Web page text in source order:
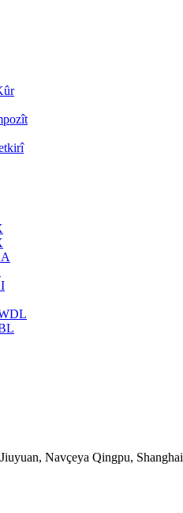
Navçeya Qingpu, Shanghai